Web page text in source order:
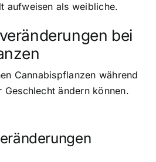
aufweisen als weibliche.
bei
Cannabispflanzen während
Geschlecht ändern können.